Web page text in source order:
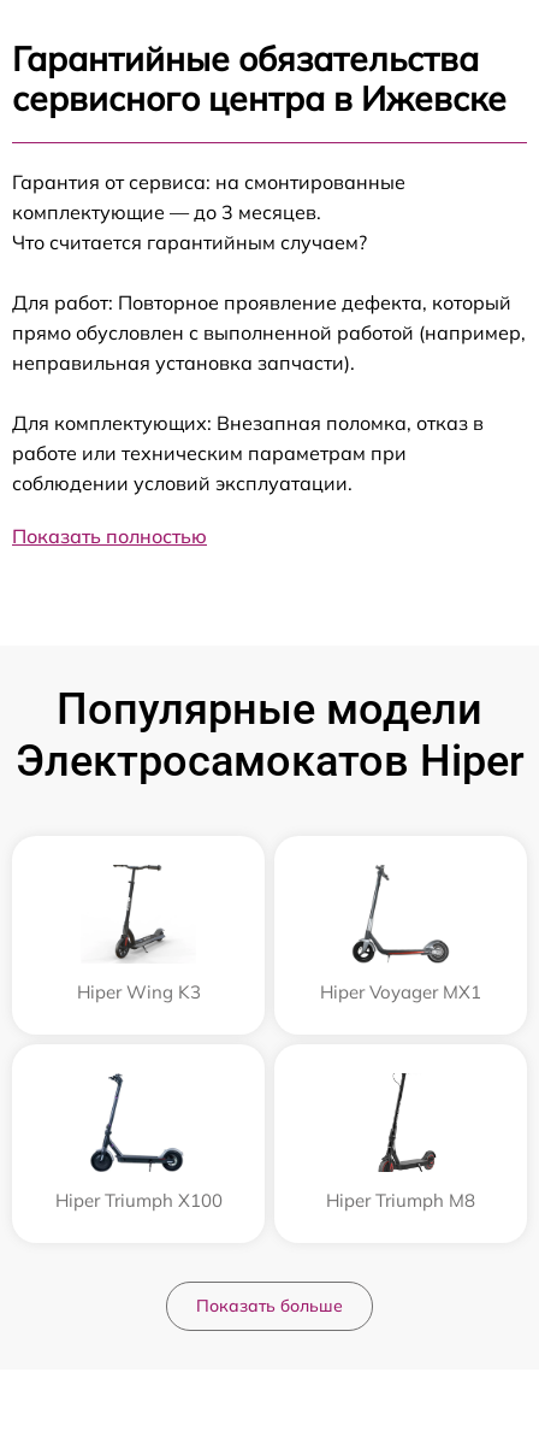
Гарантийные обязательства
сервисного центра в Ижевске
Гарантия от сервиса: на смонтированные
комплектующие — до 3 месяцев.
Что считается гарантийным случаем?
Для работ: Повторное проявление дефекта, который
прямо обусловлен с выполненной работой (например,
неправильная установка запчасти).
Для комплектующих: Внезапная поломка, отказ в
работе или техническим параметрам при
соблюдении условий эксплуатации.
Показать полностью
Популярные модели
Электросамокатов Hiper
Hiper Wing K3 Hiper Voyager MX1
Hiper Triumph X100 Hiper Triumph M8
Показать больше